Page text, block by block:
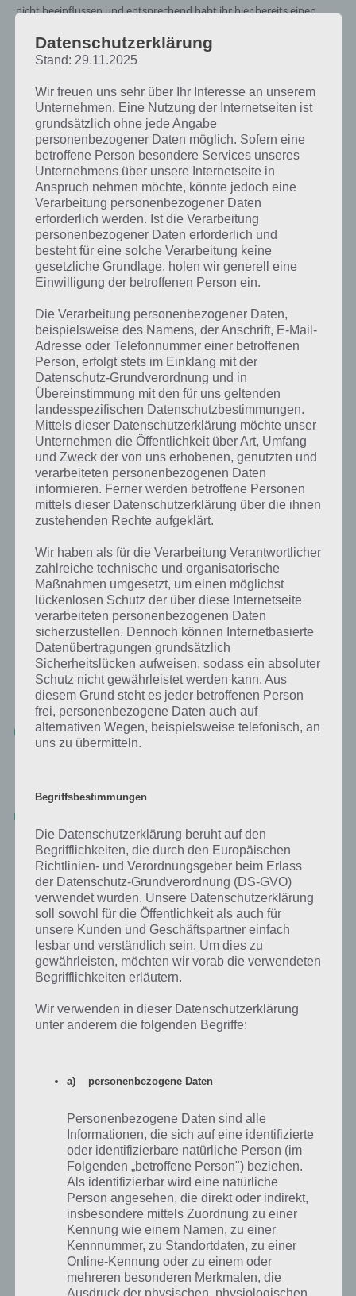
nicht beeinflussen und entsprechend habt ihr hier bereits einen
Vor einem Kampf wird bereits angezeigt, wo eure Stärken und
Sind die Icons hier alle grün, seid ihr, wenn alles perfekt läuft, im
Vorteil. Ist hier ein Icon rot, so ist eure Fertigkeit schlechter, aber bei
Tempo und Angriffskraft könnt ihr Glück haben, wenn der Gegner
euch nicht perfekt trifft.
Ein perfektes Spiel besteht aus einem perfekten Start, vollem Tempo
und perfekten Treffer. Wie im nachfolgenden Screenshot zu Rival
Knights zu sehen erhaltet ihr so einen kritischen Treffer:
Erreicht einen kritischen Treffer in Rival Knights – (c)
Wie ihr erkennen könnt, erhöht sich so eure Verteidigung, Tempo
und Angriffskraft. Selbst wenn der Gegner hier perfekt getroffen
hätte (83) und wir mit 80 eigentlich darunter gelegen hätten, wären
durch den kritischen Treffer trotzdem alle drei Werte an uns
gegangen.
Hier noch ein paar Tipps, wie ihr das volle Tempo und einen
perfekten Treffer besser erreicht:
Tempo: Wählt ein Pferd, welches leicht zu handhaben ist. Selbst
der Unterschied zwischen Mittelmäßig und Leicht ist enorm. Bei
der leicht umzugehen ist. Außerdem solltet ihr einkalkulieren,
dass der gegnerische Ritter näher kommt und sich so der
Angriffspunkt verschiebt.
Perfekter Start in Rival Knights
Wie im vorigen Tipp bereits beschrieben ist ein kritischer Treffer
wertvoll. Am einfachsten ist es einen perfekten Start zu erwischen.
Dazu müsst ihr auf den Bildschirm tippen, nachdem oben die
warten, dann tippen und dann kommt auch Los. So erhaltet ihr in 99
Prozent der Fälle einen perfekten Start.
Siegel richtig einsetzen und Zeit sparen
In Rival Knights besitzt ihr maximal 6 Siegel und nur noch ewiger
Wartezeit oder nach Einsatz von Diamanten kann ein weiter Kampf
vollzogen werden. Entsprechend stellt sich die Frage, wie
vorzugehen ist.
Ihr habt zum einen königliche Siegel (Einzelspieler) und soziale Siegel
(Mehrspieler). Versucht beide Varianten aufzubrauchen. Zu den
Multiplayer Kämpfen von Rival Knights haben wir später noch ein
paar Tipps parat.
Bei den königlichen Siegeln solltet ihr die Hauptllinie durchspielen.
Datenschutzerklärung
Stand: 29.11.2025
Wir freuen uns sehr über Ihr Interesse an unserem
Unternehmen. Eine Nutzung der Internetseiten ist
grundsätzlich ohne jede Angabe
personenbezogener Daten möglich. Sofern eine
betroffene Person besondere Services unseres
Unternehmens über unsere Internetseite in
Anspruch nehmen möchte, könnte jedoch eine
Verarbeitung personenbezogener Daten
erforderlich werden. Ist die Verarbeitung
personenbezogener Daten erforderlich und
besteht für eine solche Verarbeitung keine
gesetzliche Grundlage, holen wir generell eine
Einwilligung der betroffenen Person ein.
Die Verarbeitung personenbezogener Daten,
beispielsweise des Namens, der Anschrift, E-Mail-
Adresse oder Telefonnummer einer betroffenen
Person, erfolgt stets im Einklang mit der
Datenschutz-Grundverordnung und in
Übereinstimmung mit den für uns geltenden
landesspezifischen Datenschutzbestimmungen.
Mittels dieser Datenschutzerklärung möchte unser
Unternehmen die Öffentlichkeit über Art, Umfang
und Zweck der von uns erhobenen, genutzten und
verarbeiteten personenbezogenen Daten
informieren. Ferner werden betroffene Personen
mittels dieser Datenschutzerklärung über die ihnen
zustehenden Rechte aufgeklärt.
Wir haben als für die Verarbeitung Verantwortlicher
zahlreiche technische und organisatorische
Maßnahmen umgesetzt, um einen möglichst
lückenlosen Schutz der über diese Internetseite
verarbeiteten personenbezogenen Daten
sicherzustellen. Dennoch können Internetbasierte
Datenübertragungen grundsätzlich
Sicherheitslücken aufweisen, sodass ein absoluter
Schutz nicht gewährleistet werden kann. Aus
diesem Grund steht es jeder betroffenen Person
frei, personenbezogene Daten auch auf
alternativen Wegen, beispielsweise telefonisch, an
uns zu übermitteln.
Begriffsbestimmungen
Die Datenschutzerklärung beruht auf den
Begrifflichkeiten, die durch den Europäischen
Richtlinien- und Verordnungsgeber beim Erlass
der Datenschutz-Grundverordnung (DS-GVO)
verwendet wurden. Unsere Datenschutzerklärung
soll sowohl für die Öffentlichkeit als auch für
unsere Kunden und Geschäftspartner einfach
lesbar und verständlich sein. Um dies zu
gewährleisten, möchten wir vorab die verwendeten
Begrifflichkeiten erläutern.
Wir verwenden in dieser Datenschutzerklärung
unter anderem die folgenden Begriffe:
a) personenbezogene Daten
Personenbezogene Daten sind alle
Informationen, die sich auf eine identifizierte
oder identifizierbare natürliche Person (im
Folgenden „betroffene Person") beziehen.
Als identifizierbar wird eine natürliche
Person angesehen, die direkt oder indirekt,
insbesondere mittels Zuordnung zu einer
Kennung wie einem Namen, zu einer
Kennnummer, zu Standortdaten, zu einer
Online-Kennung oder zu einem oder
mehreren besonderen Merkmalen, die
Ausdruck der physischen, physiologischen,